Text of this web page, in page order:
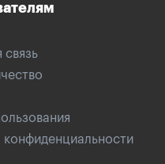
связь
конфиденциальности